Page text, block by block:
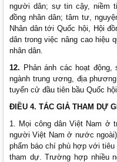
người dân; sự tin cậy, niềm
đồng nhân dân; tâm tư,
Nhân dân tới Quốc hội, Hội
dân trong việc nâng cao hiệu
nhân dân.
12. Phản ánh các hoạt
ngành trung ương, địa
tuyển cử đầu tiên bầu Quốc
ĐIỀU 4. TÁC GIẢ THAM DỰ
1. Mọi công dân Việt Nam ở
người Việt Nam ở nước
phẩm báo chí phù hợp với
tham dự. Trường hợp nhiều